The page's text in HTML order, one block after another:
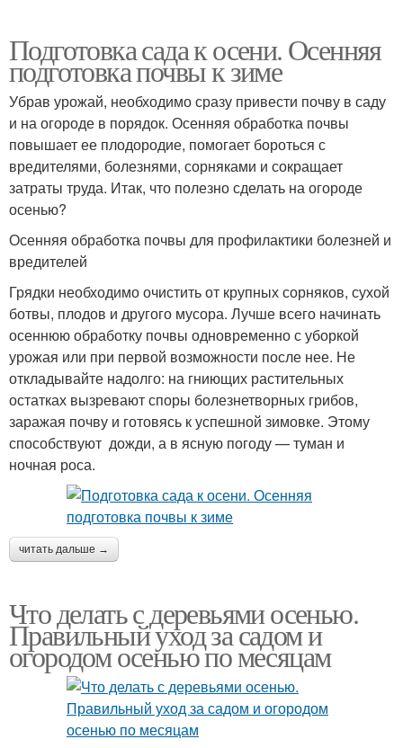
Подготовка сада к осени. Осенняя
подготовка почвы к зиме
Убрав урожай, необходимо сразу привести почву в саду
и на огороде в порядок. Осенняя обработка почвы
повышает ее плодородие, помогает бороться с
вредителями, болезнями, сорняками и сокращает
затраты труда. Итак, что полезно сделать на огороде
осенью?
Осенняя обработка почвы для профилактики болезней и
вредителей
Грядки необходимо очистить от крупных сорняков, сухой
ботвы, плодов и другого мусора. Лучше всего начинать
осеннюю обработку почвы одновременно с уборкой
урожая или при первой возможности после нее. Не
откладывайте надолго: на гниющих растительных
остатках вызревают споры болезнетворных грибов,
заражая почву и готовясь к успешной зимовке. Этому
способствуют дожди, а в ясную погоду — туман и
ночная роса.
читать дальше →
Что делать с деревьями осенью.
Правильный уход за садом и
огородом осенью по месяцам